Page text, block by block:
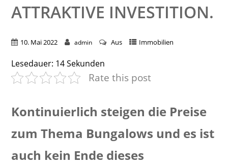
ATTRAKTIVE INVESTITION.
10. Mai 2022 admin Aus Immobilien
Lesedauer: 14Sekunden
Rate this post
Kontinuierlich steigen die Preise
zum Thema Bungalows und es ist
auch kein Ende dieses